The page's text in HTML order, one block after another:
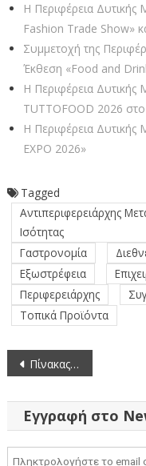
Η Περιφέρεια Δυτικής
Fashion Trade Show»
Συμμετοχή της
Έκθεση «Food and
Η Περιφέρεια Δυτικής
TUTTOFOOD 2026
Η Περιφέρεια Δυτικής
EXPO 2026»
Tagged
Αντιπεριφερειάρχης
Ισότητας
Γαστρονομία
Εξωστρέφεια
Περιφερειάρχης
Τοπικά Προϊόντα
Πλοήγηση
άρθρων
Πίνακας των συζητηθέντων θεμάτων κατά την 2η/12-6-2023 Συνεδρίαση της Εδαφικής Επιτροπής της Περιφέρειας Δυτικής Μακεδονίας
Εγγραφή στο